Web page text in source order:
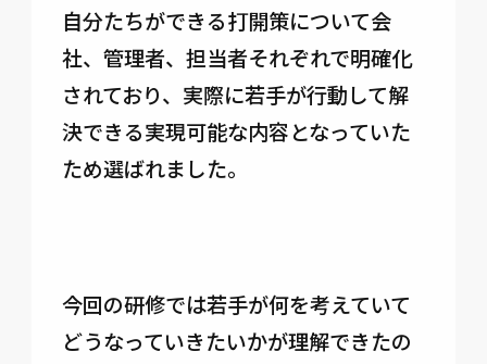
自分たちができる打開策について会
社、管理者、担当者それぞれで明確化
されており、実際に若手が行動して解
決できる実現可能な内容となっていた
ため選ばれました。
今回の研修では若手が何を考えていて
どうなっていきたいかが理解できたの